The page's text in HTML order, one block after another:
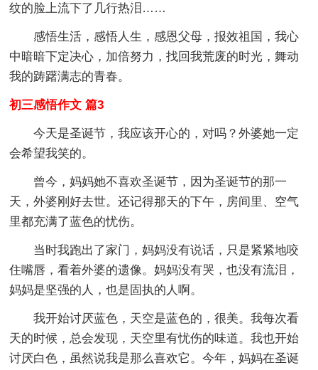
纹的脸上流下了几行热泪……
感悟生活，感悟人生，感恩父母，报效祖国，我心
中暗暗下定决心，加倍努力，找回我荒废的时光，舞动
我的踌躇满志的青春。
初三感悟作文 篇3
今天是圣诞节，我应该开心的，对吗？外婆她一定
会希望我笑的。
曾今，妈妈她不喜欢圣诞节，因为圣诞节的那一
天，外婆刚好去世。还记得那天的下午，房间里、空气
里都充满了蓝色的忧伤。
当时我跑出了家门，妈妈没有说话，只是紧紧地咬
住嘴唇，看着外婆的遗像。妈妈没有哭，也没有流泪，
妈妈是坚强的人，也是固执的人啊。
我开始讨厌蓝色，天空是蓝色的，很美。我每次看
天的时候，总会发现，天空里有忧伤的味道。我也开始
讨厌白色，虽然说我是那么喜欢它。今年，妈妈在圣诞